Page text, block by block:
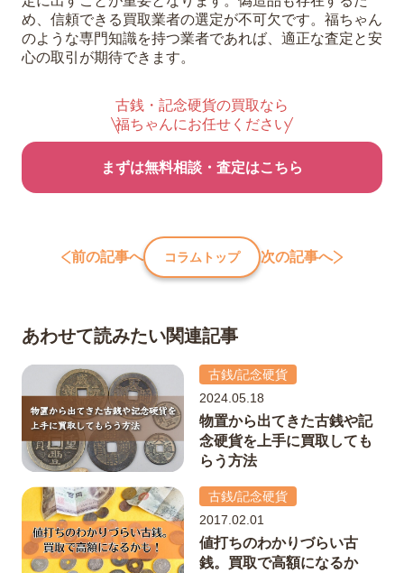
め、信頼できる買取業者の選定が不可欠です。福ちゃん
のような専門知識を持つ業者であれば、適正な査定と安
心の取引が期待できます。
古銭・記念硬貨の買取なら
福ちゃんにお任せください
まずは無料相談・査定はこちら
前の記事へ コラムトップ 次の記事へ
あわせて読みたい関連記事
古銭/記念硬貨
2024.05.18
物置から出てきた古銭や記
念硬貨を上手に買取しても
らう方法
古銭/記念硬貨
2017.02.01
値打ちのわかりづらい古
銭。買取で高額になるか